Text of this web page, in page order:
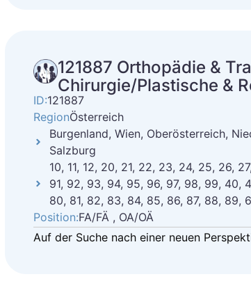
121887 Orthopädie &
Chirurgie/Plastische &
ID:121887
RegionÖsterreich
Burgenland, Wien, Oberösterreich,
Salzburg
10, 11, 12, 20, 21, 22, 23, 24, 25, 26,
91, 92, 93, 94, 95, 96, 97, 98, 99, 40,
80, 81, 82, 83, 84, 85, 86, 87, 88, 89,
Position:FA/FÄ , OA/OÄ
Auf der Suche nach einer neuen